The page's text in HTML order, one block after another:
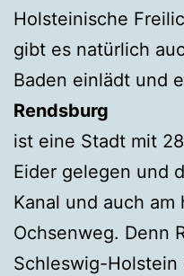
Holsteinische
gibt es natürlich
Baden einlädt und
Rendsburg
ist eine Stadt mit
Eider gelegen und
Kanal und auch am
Ochsenweg. Denn
Schleswig-